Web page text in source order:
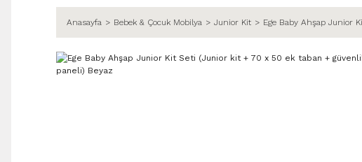
Anasayfa Bebek & Çocuk Mobilya Junior Kit Ege Baby Ahşap Junior